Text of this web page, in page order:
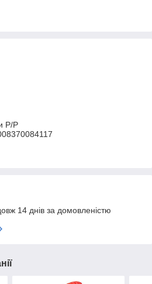
P/Р
14 днів за домовленістю